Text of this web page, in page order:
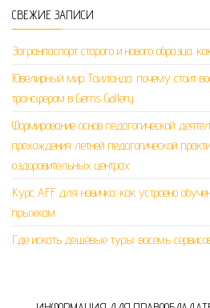
СВЕЖИЕ ЗАПИСИ
Загранпаспорт старого и нового образца:
Ювелирный мир Таиланда: почему стоит
трансфером в Gems Gallery
Формирование основ педагогической
прохождения летней педагогической
оздоровительных центрах
Курс AFF для новичка: как устроено
прыжкам
Где искать дешёвые туры: восемь